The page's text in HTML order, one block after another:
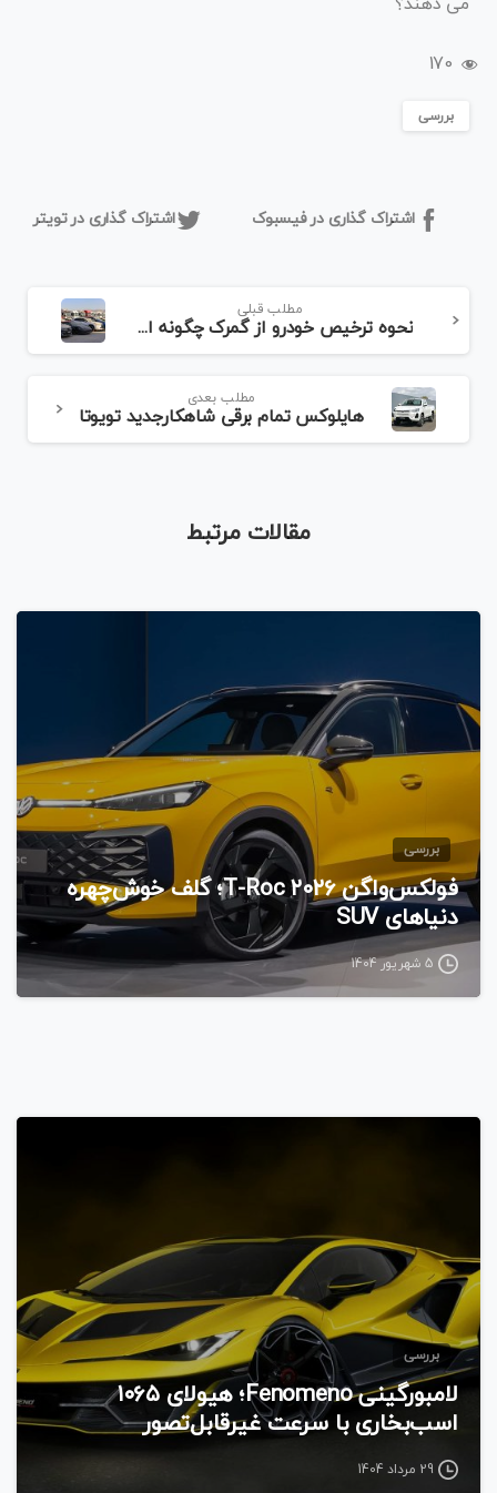
170
بررسی
اشتراک گذاری در فیسبوک اشتراک گذاری در تویتر
مطلب قبلی
نحوه ترخیص خودرو از گمرک چگونه است؟
مطلب بعدی
هایلوکس تمام برقی شاهکارجدید تویوتا
مقالات مرتبط
بررسی
فولکس‌واگن T-Roc ۲۰۲۶؛ گلف خوش‌چهره
دنیاهای SUV
5 شهریور 1404
بررسی
لامبورگینی Fenomeno؛ هیولای ۱۰۶۵
اسب‌بخاری با سرعت غیرقابل‌تصور
29 مرداد 1404